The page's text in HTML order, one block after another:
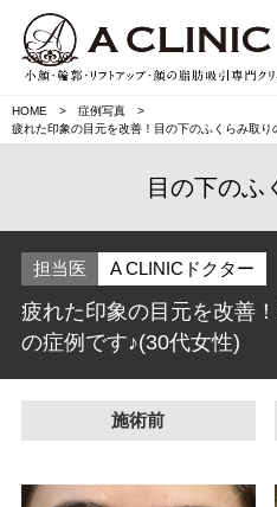
HOME
症例写真
疲れた印象の目元を改善！目の下のふくらみ取り
目の下のふ
担当医 A CLINICドクター
疲れた印象の目元を改善
の症例です♪(30代女性)
施術前